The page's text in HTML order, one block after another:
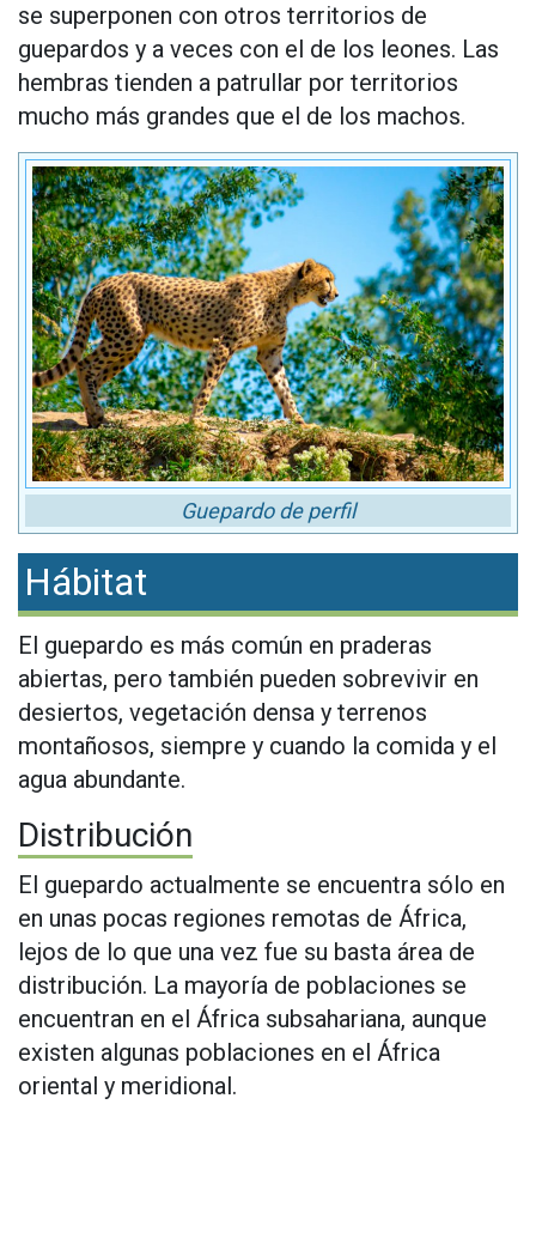
se superponen con otros territorios de
guepardos y a veces con el de los leones. Las
hembras tienden a patrullar por territorios
mucho más grandes que el de los machos.
Guepardo de perfil
Hábitat
El guepardo es más común en praderas
abiertas, pero también pueden sobrevivir en
desiertos, vegetación densa y terrenos
montañosos, siempre y cuando la comida y el
agua abundante.
Distribución
El guepardo actualmente se encuentra sólo en
en unas pocas regiones remotas de África,
lejos de lo que una vez fue su basta área de
distribución. La mayoría de poblaciones se
encuentran en el África subsahariana, aunque
existen algunas poblaciones en el África
oriental y meridional.